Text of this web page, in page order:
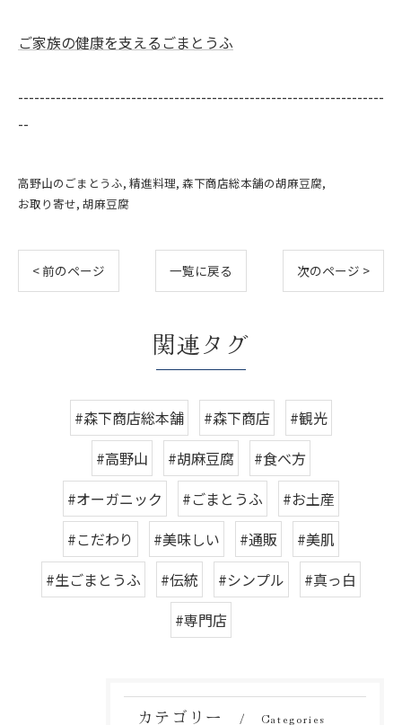
ご家族の健康を支えるごまとうふ
--------------------------------------------------------------------
--
高野山のごまとうふ 精進料理 森下商店総本舗の胡麻豆腐
お取り寄せ 胡麻豆腐
< 前のページ 一覧に戻る 次のページ >
関連タグ
#森下商店総本舗 #森下商店
#観光
#高野山
#胡麻豆腐
#食べ方
#オーガニック
#ごまとうふ
#お土産
#こだわり
#美味しい #通販
#美肌
#生ごまとうふ
#伝統 #シンプル
#真っ白
#専門店
カテゴリー Categories